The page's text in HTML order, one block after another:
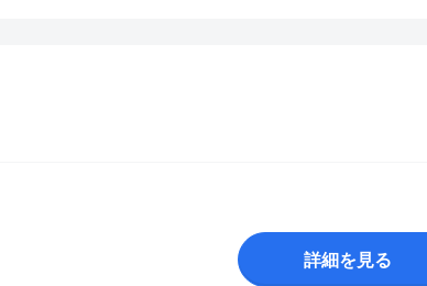
詳細を見る